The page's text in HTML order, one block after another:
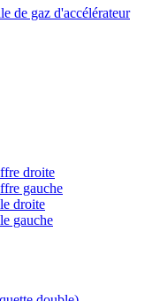
de gaz d'accélérateur
droite
gauche
droite
gauche